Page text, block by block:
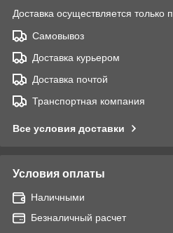
Доставка осуществляется только
Самовывоз
Доставка курьером
Доставка почтой
Транспортная компания
Все условия доставки
Условия оплаты
Наличными
Безналичный расчет